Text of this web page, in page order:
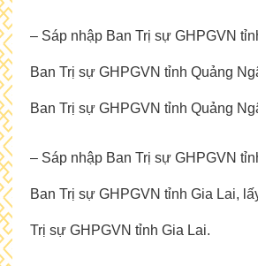
– Sáp nhập Ban Trị sự GHPGVN
Ban Trị sự GHPGVN tỉnh Quảng
Ban Trị sự GHPGVN tỉnh Quảng
– Sáp nhập Ban Trị sự GHPGVN
Ban Trị sự GHPGVN tỉnh Gia Lai,
Trị sự GHPGVN tỉnh Gia Lai.